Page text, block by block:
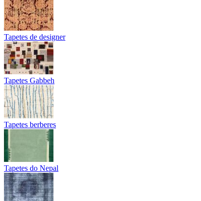
Tapetes de designer
Tapetes Gabbeh
Tapetes berberes
Tapetes do Nepal